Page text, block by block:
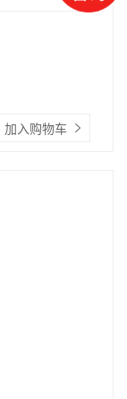
加入购物车